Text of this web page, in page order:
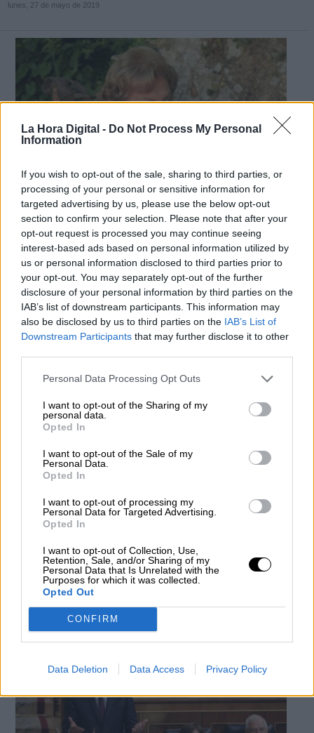
La Hora Digital - Do Not Process My Personal
Information
If you wish to opt-out of the sale, sharing to third parties, or
processing of your personal or sensitive information for
targeted advertising by us, please use the below opt-out
section to confirm your selection. Please note that after your
opt-out request is processed you may continue seeing
interest-based ads based on personal information utilized by
us or personal information disclosed to third parties prior to
your opt-out. You may separately opt-out of the further
disclosure of your personal information by third parties on the
IAB’s list of downstream participants. This information may
also be disclosed by us to third parties on the IAB’s List of
Downstream Participants that may further disclose it to other
Personal Data Processing Opt Outs
I want to opt-out of the Sharing of my
personal data.
Opted In
I want to opt-out of the Sale of my
Personal Data.
Opted In
I want to opt-out of processing my
Personal Data for Targeted Advertising.
Opted In
I want to opt-out of Collection, Use,
Retention, Sale, and/or Sharing of my
Personal Data that Is Unrelated with the
Purposes for which it was collected.
Opted Out
CONFIRM
Data Deletion Data Access Privacy Policy
lunes, 27 de mayo de 2019
La pensión media en Ceuta es 1.003,16
euros y de 992,35 en España
PorLuis Alvariñas
Más artículos de este autor
miércoles, 28 de agosto de 2019
primera incursión en grupo en un año
Pablo Castro
Más artículos de este autor
viernes, 30 de agosto de 2019